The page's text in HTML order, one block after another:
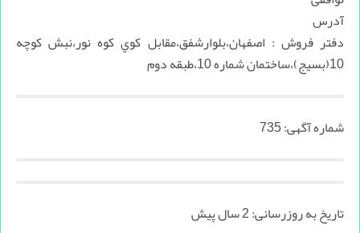
آدرس
دفتر فروش : اصفهان،بلوارشفق،مقابل کوي کوه نور،نبش کوچه
10(بسيج)،ساختمان شماره 10،طبقه دوم
شماره آگهی:735
تاریخ به روزرسانی:2 سال پیش